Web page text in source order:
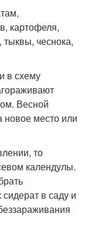
картофеля,
чеснока,
в схему
Весной
новое место или
то
календулы.
сидерат в саду и